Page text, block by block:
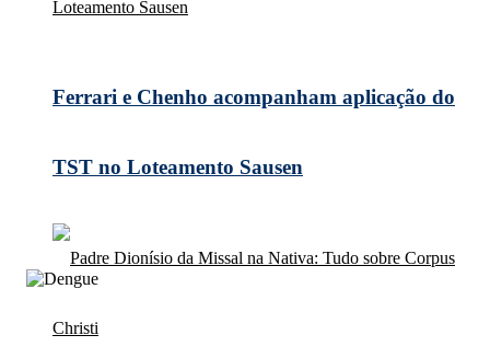
Ferrari e Chenho acompanham aplicação do
TST no Loteamento Sausen